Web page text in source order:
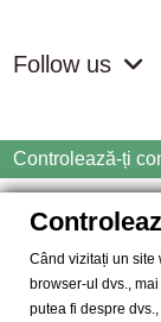
Follow us
Controlează-ți
Copyright
2026
SAM
Comertului: J40/
Când vizitați un site
browser-ul dvs.,
putea fi despre